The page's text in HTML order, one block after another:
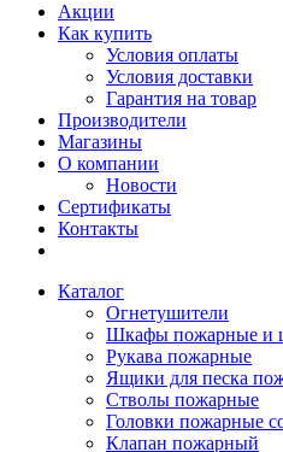
Акции
Как купить
Условия оплаты
Условия доставки
Гарантия на товар
Производители
Магазины
О компании
Новости
Сертификаты
Контакты
Каталог
Огнетушители
Шкафы пожарные
Рукава пожарные
Ящики для песка
Стволы пожарные
Головки пожарные
Клапан пожарный